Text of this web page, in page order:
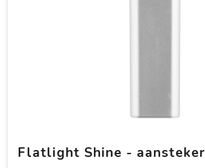
Flatlight Shine - aansteker